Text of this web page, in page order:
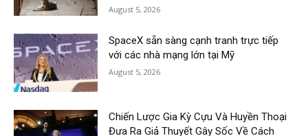
August 5, 2026
SpaceX sẵn sàng cạnh tranh trực tiếp
với các nhà mạng lớn tại Mỹ
August 5, 2026
Chiến Lược Gia Kỳ Cựu Và Huyền Thoại
Đưa Ra Giả Thuyết Gây Sốc Về Cách